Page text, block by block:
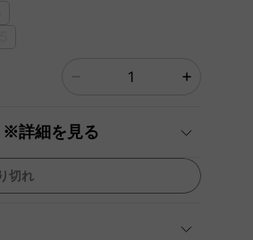
※詳細を見る
切れ